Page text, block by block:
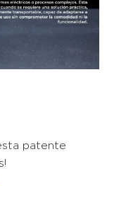
patente